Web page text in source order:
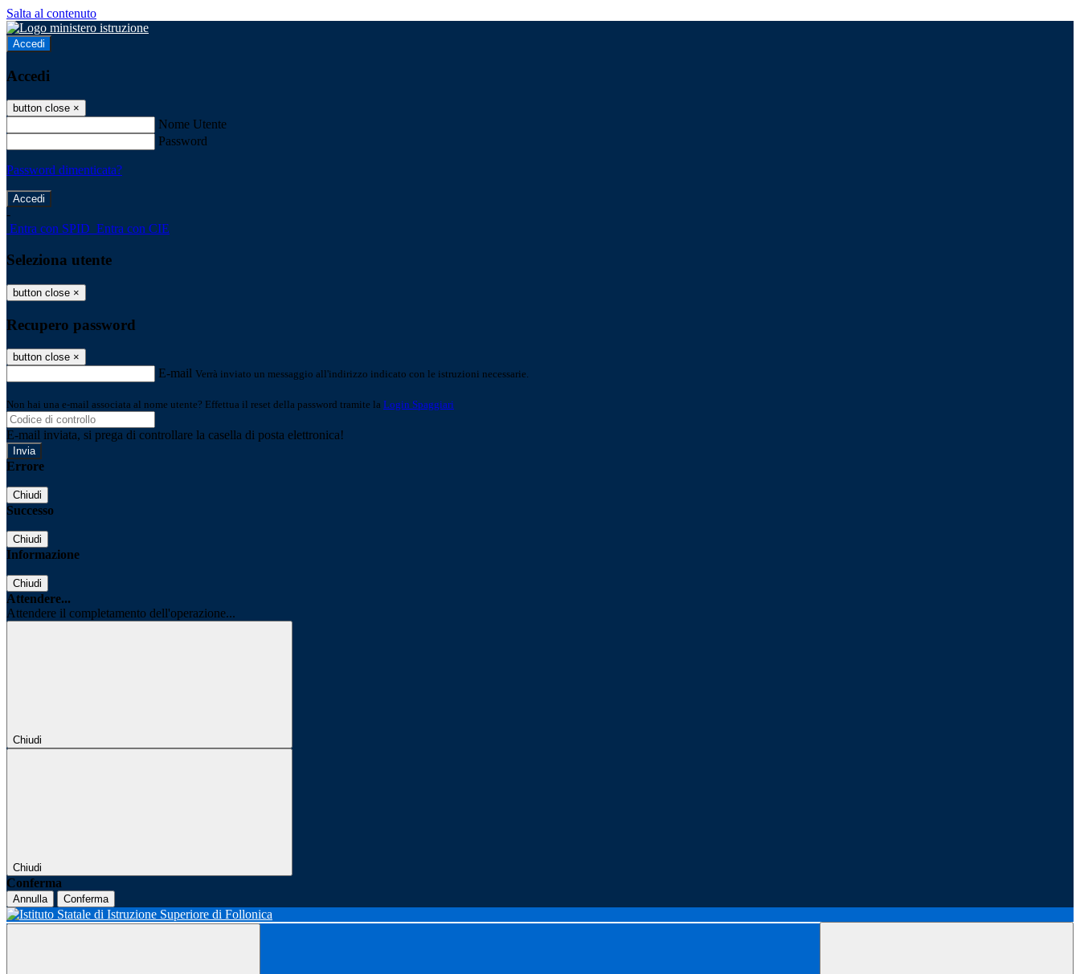
Salta al contenuto
Accedi
Accedi
button close ×
Nome Utente
Password
Password dimenticata?
-
Entra con SPID Entra con CIE
Seleziona utente
button close ×
Recupero password
button close ×
E-mail Verrà inviato un messaggio all'indirizzo indicato con le istruzioni necessarie.
Non hai una e-mail associata al nome utente? Effettua il reset della password tramite la Login Spaggiari
E-mail inviata, si prega di controllare la casella di posta elettronica!
Errore
Chiudi
Successo
Chiudi
Informazione
Chiudi
Attendere...
Attendere il completamento dell'operazione...
Chiudi
Chiudi
Conferma
Annulla Conferma